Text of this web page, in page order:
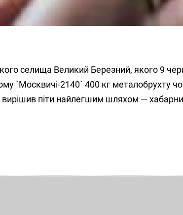
селища Великий Березний, якого 9
`Москвичі-2140` 400 кг металобрухту
піти найлегшим шляхом —